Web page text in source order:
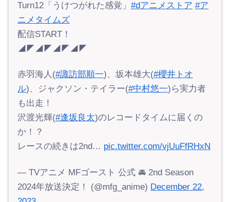
Turn12「うけつがれた感覚」 #dアニメストア #ア
ニメタイムズ
配信START！
◢◤◢◤◢◤◢◤
赤羽海人(#諏訪部順一)、坂本雄大(#櫻井トオ
ル)、ジャクソン・テイラー(#中村悠一)ら実力者
も出走！
沢渡光輝(#逢坂良太)のレコードタイムに届くの
か！？
レースの続きは2nd… pic.twitter.com/vjUuFfRHxN
— TVアニメ MFゴースト 公式 🚘 2nd Season
2024年放送決定！ (@mfg_anime) December 22,